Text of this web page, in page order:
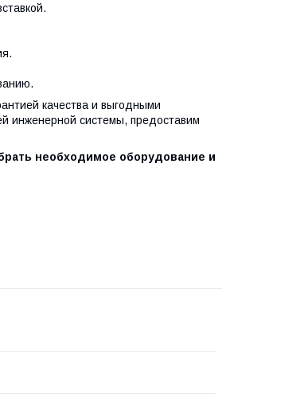
качества и выгодными
инженерной системы, предоставим
необходимое оборудование и